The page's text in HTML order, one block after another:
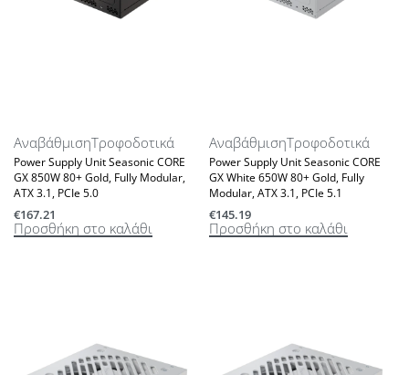
ΑναβάθμισηΤροφοδοτικά
Power Supply Unit Seasonic CORE
GX 850W 80+ Gold, Fully Modular,
ATX 3.1, PCIe 5.0
€167.21
Προσθήκη στο καλάθι
ΑναβάθμισηΤροφοδοτικά
Power Supply Unit Seasonic CORE
GX White 650W 80+ Gold, Fully
Modular, ATX 3.1, PCIe 5.1
€145.19
Προσθήκη στο καλάθι